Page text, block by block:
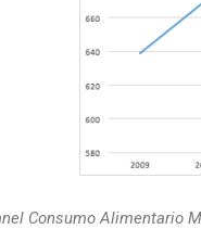
Consumo Alimentario